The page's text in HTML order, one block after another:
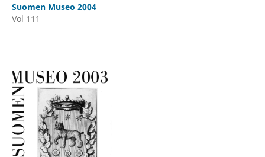
Suomen Museo 2004
Vol 111